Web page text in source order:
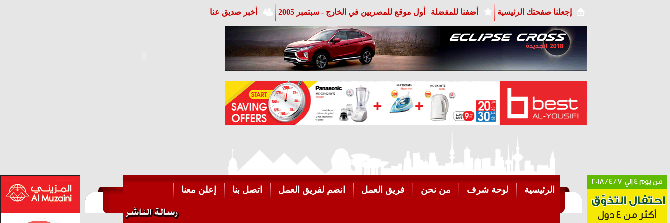
إجعلنا صفحتك الرئيسية أضفنا للمفضلة أول موقع للمصريين في الخارج - سبتمبر 2005 أخبر صديق عنا
الرئيسية لوحة شرف من نحن فريق العمل انضم لفريق العمل اتصل بنا إعلن معنا